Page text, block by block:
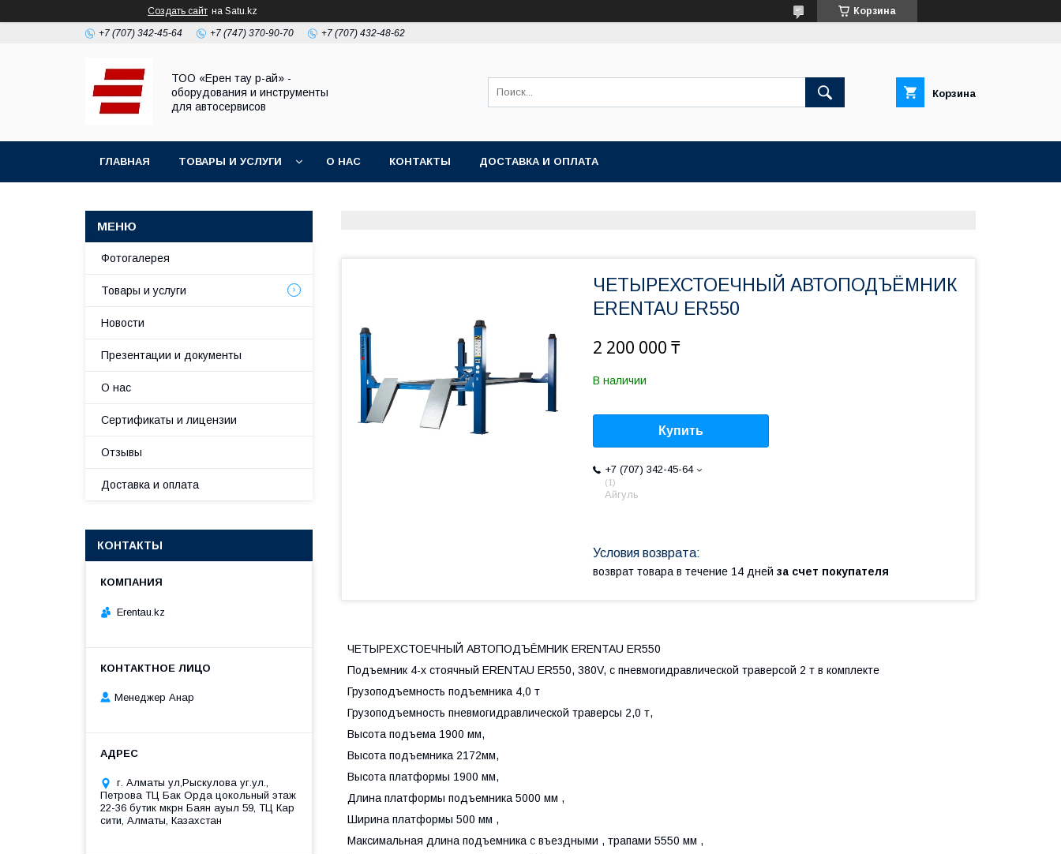
Создать сайт на Satu.kz Корзина
+7 (707) 342-45-64 +7 (747) 370-90-70 +7 (707) 432-48-62
ТОО «Ерен тау р-ай» -
оборудования и инструменты
для автосервисов
Корзина
ГЛАВНАЯ ТОВАРЫ И УСЛУГИ О НАС КОНТАКТЫ ДОСТАВКА И ОПЛАТА
ЧЕТЫРЕХСТОЕЧНЫЙ АВТОПОДЪЁМНИК
ERENTAU ER550
2 200 000 ₸
В наличии
Купить
+7 (707) 342-45-64
1
Айгуль
возврат товара в течение 14 дней за счет покупателя
ЧЕТЫРЕХСТОЕЧНЫЙ АВТОПОДЪЁМНИК ERENTAU ER550
Подъемник 4-х стоячный ERENTAU ER550, 380V, с пневмогидравлической траверсой 2 т в комплекте
Грузоподъемность подъемника 4,0 т
Грузоподъемность пневмогидравлической траверсы 2,0 т,
Высота подъема 1900 мм,
Высота подъемника 2172мм,
Высота платформы 1900 мм,
Длина платформы подъемника 5000 мм ,
Ширина платформы 500 мм ,
Максимальная длина подъемника с въездными , трапами 5550 мм ,
Фотогалерея
Товары и услуги
Новости
Презентации и документы
О нас
Сертификаты и лицензии
Отзывы
Доставка и оплата
КОНТАКТЫ
Erentau.kz
Менеджер Анар
г. Алматы ул,Рыскулова уг.ул.,
Петрова ТЦ Бак Орда цокольный этаж
22-36 бутик мкрн Баян ауыл 59, ТЦ Кар
сити, Алматы, Казахстан